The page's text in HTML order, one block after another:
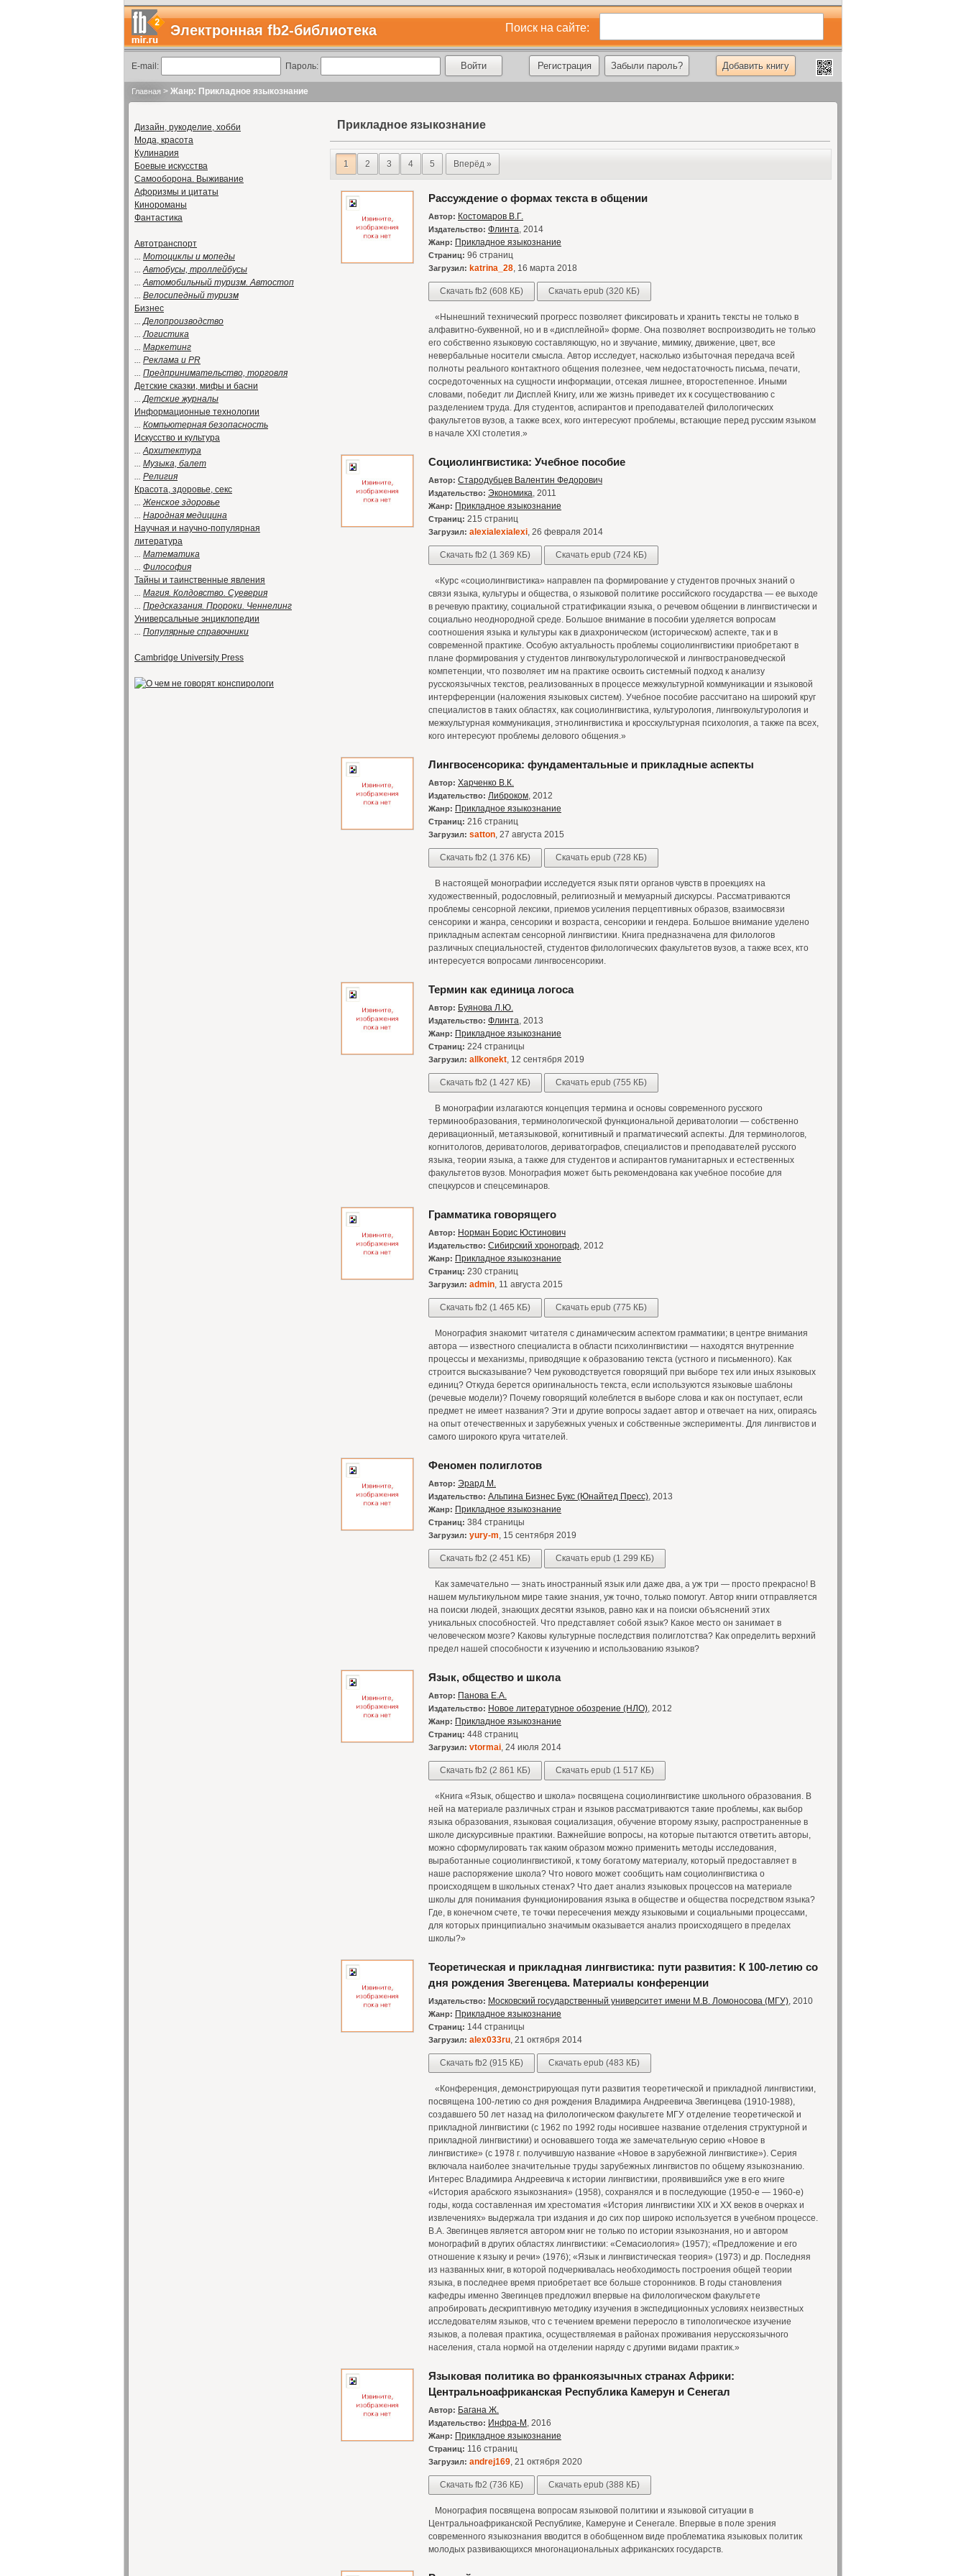
Электронная fb2-библиотека Поиск на сайте:
E-mail: Пароль: Регистрация Забыли пароль? Добавить книгу
Главная > Жанр: Прикладное языкознание
Дизайн, рукоделие, хобби
Мода, красота
Кулинария
Боевые искусства
Самооборона. Выживание
Афоризмы и цитаты
Кинороманы
Фантастика
Автотранспорт
... Мотоциклы и мопеды
...Автобусы, троллейбусы
...Автомобильный туризм. Автостоп
... Велосипедный туризм
Бизнес
...Делопроизводство
...Логистика
... Маркетинг
... Реклама и PR
... Предпринимательство, торговля
Детские сказки, мифы и басни
...Детские журналы
Информационные технологии
... Компьютерная безопасность
Искусство и культура
...Архитектура
... Музыка, балет
... Религия
Красота, здоровье, секс
...Женское здоровье
... Народная медицина
Научная и научно-популярная
литература
... Математика
... Философия
Тайны и таинственные явления
... Магия. Колдовство. Суеверия
... Предсказания. Пророки. Ченнелинг
Универсальные энциклопедии
... Популярные справочники
Cambridge University Press
Прикладное языкознание
1 2 3 4 5 Вперёд »
Рассуждение о формах текста в общении
Автор: Костомаров В.Г.
Издательство: Флинта, 2014
Жанр: Прикладное языкознание
Страниц: 96 страниц
Загрузил: katrina_28, 16 марта 2018
Скачать fb2 (608 КБ) Скачать epub (320 КБ)
«Нынешний технический прогресс позволяет фиксировать и хранить тексты не только в
алфавитно-буквенной, но и в «дисплейной» форме. Она позволяет воспроизводить не только
его собственно языковую составляющую, но и звучание, мимику, движение, цвет, все
невербальные носители смысла. Автор исследует, насколько избыточная передача всей
полноты реального контактного общения полезнее, чем недостаточность письма, печати,
сосредоточенных на сущности информации, отсекая лишнее, второстепенное. Иными
словами, победит ли Дисплей Книгу, или же жизнь приведет их к сосуществованию с
разделением труда. Для студентов, аспирантов и преподавателей филологических
факультетов вузов, а также всех, кого интересуют проблемы, встающие перед русским языком
в начале XXI столетия.»
Социолингвистика: Учебное пособие
Автор: Стародубцев Валентин Федорович
Издательство: Экономика, 2011
Жанр: Прикладное языкознание
Страниц: 215 страниц
Загрузил: alexialexialexi, 26 февраля 2014
Скачать fb2 (1 369 КБ) Скачать epub (724 КБ)
«Курс «социолингвистика» направлен па формирование у студентов прочных знаний о
связи языка, культуры и общества, о языковой политике российского государства — ее выходе
в речевую практику, социальной стратификации языка, о речевом общении в лингвистически и
социально неоднородной среде. Большое внимание в пособии уделяется вопросам
соотношения языка и культуры как в диахроническом (историческом) аспекте, так и в
современной практике. Особую актуальность проблемы социолингвистики приобретают в
плане формирования у студентов лингвокультурологической и лингвострановедческой
компетенции, что позволяет им на практике освоить системный подход к анализу
русскоязычных текстов, реализованных в процессе межкультурной коммуникации и языковой
интерференции (наложения языковых систем). Учебное пособие рассчитано на широкий круг
специалистов в таких областях, как социолингвистика, культурология, лингвокультурология и
межкультурная коммуникация, этнолингвистика и кросскультурная психология, а также па всех,
кого интересуют проблемы делового общения.»
Лингвосенсорика: фундаментальные и прикладные аспекты
Автор: Харченко В.К.
Издательство: Либроком, 2012
Жанр: Прикладное языкознание
Страниц: 216 страниц
Загрузил: satton, 27 августа 2015
Скачать fb2 (1 376 КБ) Скачать epub (728 КБ)
В настоящей монографии исследуется язык пяти органов чувств в проекциях на
художественный, родословный, религиозный и мемуарный дискурсы. Рассматриваются
проблемы сенсорной лексики, приемов усиления перцептивных образов, взаимосвязи
сенсорики и жанра, сенсорики и возраста, сенсорики и гендера. Большое внимание уделено
прикладным аспектам сенсорной лингвистики. Книга предназначена для филологов
различных специальностей, студентов филологических факультетов вузов, а также всех, кто
интересуется вопросами лингвосенсорики.
Термин как единица логоса
Автор: Буянова Л.Ю.
Издательство: Флинта, 2013
Жанр: Прикладное языкознание
Страниц: 224 страницы
Загрузил: allkonekt, 12 сентября 2019
Скачать fb2 (1 427 КБ) Скачать epub (755 КБ)
В монографии излагаются концепция термина и основы современного русского
терминообразования, терминологической функциональной дериватологии — собственно
деривационный, метаязыковой, когнитивный и прагматический аспекты. Для терминологов,
когнитологов, дериватологов, дериватографов, специалистов и преподавателей русского
языка, теории языка, а также для студентов и аспирантов гуманитарных и естественных
факультетов вузов. Монография может быть рекомендована как учебное пособие для
спецкурсов и спецсеминаров.
Грамматика говорящего
Автор: Норман Борис Юстинович
Издательство: Сибирский хронограф, 2012
Жанр: Прикладное языкознание
Страниц: 230 страниц
Загрузил: admin, 11 августа 2015
Скачать fb2 (1 465 КБ) Скачать epub (775 КБ)
Монография знакомит читателя с динамическим аспектом грамматики; в центре внимания
автора — известного специалиста в области психолингвистики — находятся внутренние
процессы и механизмы, приводящие к образованию текста (устного и письменного). Как
строится высказывание? Чем руководствуется говорящий при выборе тех или иных языковых
единиц? Откуда берется оригинальность текста, если используются языковые шаблоны
(речевые модели)? Почему говорящий колеблется в выборе слова и как он поступает, если
предмет не имеет названия? Эти и другие вопросы задает автор и отвечает на них, опираясь
на опыт отечественных и зарубежных ученых и собственные эксперименты. Для лингвистов и
самого широкого круга читателей.
Феномен полиглотов
Автор: Эрард М.
Издательство: Альпина Бизнес Букс (Юнайтед Пресс), 2013
Жанр: Прикладное языкознание
Страниц: 384 страницы
Загрузил: yury-m, 15 сентября 2019
Скачать fb2 (2 451 КБ) Скачать epub (1 299 КБ)
Как замечательно — знать иностранный язык или даже два, а уж три — просто прекрасно! В
нашем мультикульном мире такие знания, уж точно, только помогут. Автор книги отправляется
на поиски людей, знающих десятки языков, равно как и на поиски объяснений этих
уникальных способностей. Что представляет собой язык? Какое место он занимает в
человеческом мозге? Каковы культурные последствия полиглотства? Как определить верхний
предел нашей способности к изучению и использованию языков?
Язык, общество и школа
Автор: Панова Е.А.
Издательство: Новое литературное обозрение (НЛО), 2012
Жанр: Прикладное языкознание
Страниц: 448 страниц
Загрузил: vtormai, 24 июля 2014
Скачать fb2 (2 861 КБ) Скачать epub (1 517 КБ)
«Книга «Язык, общество и школа» посвящена социолингвистике школьного образования. В
ней на материале различных стран и языков рассматриваются такие проблемы, как выбор
языка образования, языковая социализация, обучение второму языку, распространенные в
школе дискурсивные практики. Важнейшие вопросы, на которые пытаются ответить авторы,
можно сформулировать так каким образом можно применить методы исследования,
выработанные социолингвистикой, к тому богатому материалу, который предоставляет в
наше распоряжение школа? Что нового может сообщить нам социолингвистика о
происходящем в школьных стенах? Что дает анализ языковых процессов на материале
школы для понимания функционирования языка в обществе и общества посредством языка?
Где, в конечном счете, те точки пересечения между языковыми и социальными процессами,
для которых принципиально значимым оказывается анализ происходящего в пределах
школы?»
Теоретическая и прикладная лингвистика: пути развития: К 100-летию со
дня рождения Звегенцева. Материалы конференции
Издательство: Московский государственный университет имени М.В. Ломоносова (МГУ), 2010
Жанр: Прикладное языкознание
Страниц: 144 страницы
Загрузил: alex033ru, 21 октября 2014
Скачать fb2 (915 КБ) Скачать epub (483 КБ)
«Конференция, демонстрирующая пути развития теоретической и прикладной лингвистики,
посвящена 100-летию со дня рождения Владимира Андреевича Звегинцева (1910-1988),
создавшего 50 лет назад на филологическом факультете МГУ отделение теоретической и
прикладной лингвистики (с 1962 по 1992 годы носившее название отделения структурной и
прикладной лингвистики) и основавшего тогда же замечательную серию «Новое в
лингвистике» (с 1978 г. получившую название «Новое в зарубежной лингвистике»). Серия
включала наиболее значительные труды зарубежных лингвистов по общему языкознанию.
Интерес Владимира Андреевича к истории лингвистики, проявившийся уже в его книге
«История арабского языкознания» (1958), сохранялся и в последующие (1950-е — 1960-е)
годы, когда составленная им хрестоматия «История лингвистики XIX и XX веков в очерках и
извлечениях» выдержала три издания и до сих пор широко используется в учебном процессе.
В.А. Звегинцев является автором книг не только по истории языкознания, но и автором
монографий в других областях лингвистики: «Семасиология» (1957); «Предложение и его
отношение к языку и речи» (1976); «Язык и лингвистическая теория» (1973) и др. Последняя
из названных книг, в которой подчеркивалась необходимость построения общей теории
языка, в последнее время приобретает все больше сторонников. В годы становления
кафедры именно Звегинцев предложил впервые на филологическом факультете
апробировать дескриптивную методику изучения в экспедиционных условиях неизвестных
исследователям языков, что с течением времени переросло в типологическое изучение
языков, а полевая практика, осуществляемая в районах проживания нерусскоязычного
населения, стала нормой на отделении наряду с другими видами практик.»
Языковая политика во франкоязычных странах Африки:
Центральноафриканская Республика Камерун и Сенегал
Автор: Багана Ж.
Издательство: Инфра-М , 2016
Жанр: Прикладное языкознание
Страниц: 116 страниц
Загрузил: andrej169, 21 октября 2020
Скачать fb2 (736 КБ) Скачать epub (388 КБ)
Монография посвящена вопросам языковой политики и языковой ситуации в
Центральноафриканской Республике, Камеруне и Сенегале. Впервые в поле зрения
современного языкознания вводится в обобщенном виде проблематика языковых политик
молодых развивающихся многонациональных африканских государств.